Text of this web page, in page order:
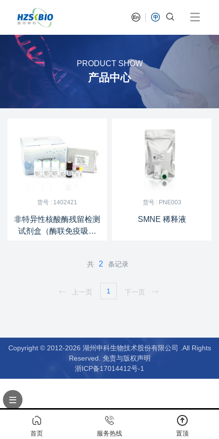
PRODUCT SHOW
产品中心
货号 : 1402421
非特异性核酸酶残留检测
试剂盒（酶联免疫吸附
货号 : PNE003
SMNE 稀释液
共 2 条记录
上一页 1 下一页
Copyright © 2012-2026 湖州申科生物技术股份有限公司 .All Rights
Reserved. 免责与版权声明
浙ICP备17014412号-1
首页 服务热线 置顶